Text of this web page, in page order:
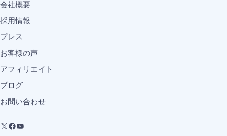
会社概要
採用情報
プレス
お客様の声
アフィリエイト
ブログ
お問い合わせ